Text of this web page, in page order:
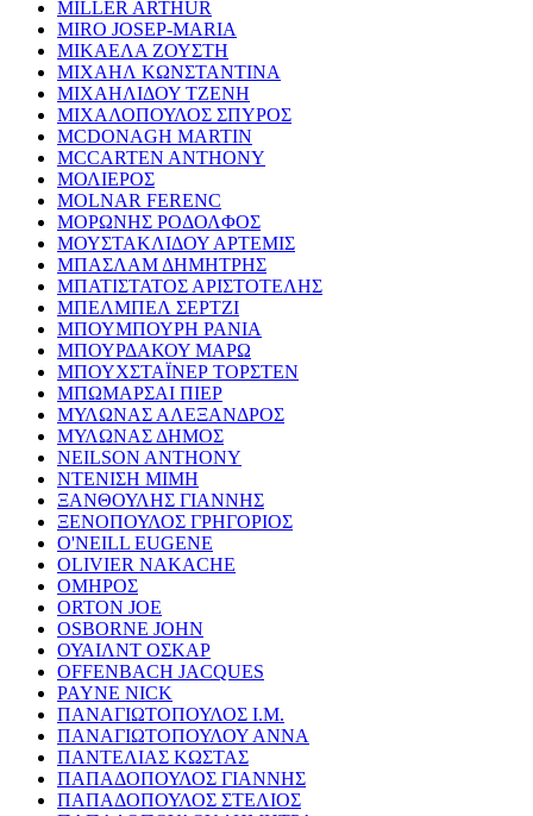
MILLER ARTHUR
MIRO JOSEP-MARIA
ΜΙΚΑΕΛΑ ΖΟΥΣΤΗ
ΜΙΧΑΗΛ ΚΩΝΣΤΑΝΤΙΝΑ
ΜΙΧΑΗΛΙΔΟΥ ΤΖΕΝΗ
ΜΙΧΑΛΟΠΟΥΛΟΣ ΣΠΥΡΟΣ
MCDONAGH MARTIN
MCCARTEN ANTHONY
ΜΟΛΙΕΡΟΣ
MOLNAR FERENC
ΜΟΡΩΝΗΣ ΡΟΔΟΛΦΟΣ
ΜΟΥΣΤΑΚΛΙΔΟΥ ΑΡΤΕΜΙΣ
ΜΠΑΣΛΑΜ ΔΗΜΗΤΡΗΣ
ΜΠΑΤΙΣΤΑΤΟΣ ΑΡΙΣΤΟΤΕΛΗΣ
ΜΠΕΛΜΠΕΛ ΣΕΡΤΖΙ
ΜΠΟΥΜΠΟΥΡΗ ΡΑΝΙΑ
ΜΠΟΥΡΔΑΚΟΥ ΜΑΡΩ
ΜΠΟΥΧΣΤΑΪΝΕΡ ΤΟΡΣΤΕΝ
ΜΠΩΜΑΡΣΑΙ ΠΙΕΡ
ΜΥΛΩΝΑΣ ΑΛΕΞΑΝΔΡΟΣ
ΜΥΛΩΝΑΣ ΔΗΜΟΣ
NEILSON ANTHONY
ΝΤΕΝΙΣΗ ΜΙΜΗ
ΞΑΝΘΟΥΛΗΣ ΓΙΑΝΝΗΣ
ΞΕΝΟΠΟΥΛΟΣ ΓΡΗΓΟΡΙΟΣ
O'NEILL EUGENE
OLIVIER NAKACHE
ΟΜΗΡΟΣ
ORTON JOE
OSBORNE JOHN
ΟΥΑΙΛΝΤ ΟΣΚΑΡ
OFFENBACH JACQUES
PAYNE NICK
ΠΑΝΑΓΙΩΤΟΠΟΥΛΟΣ Ι.Μ.
ΠΑΝΑΓΙΩΤΟΠΟΥΛΟΥ ΑΝΝΑ
ΠΑΝΤΕΛΙΑΣ ΚΩΣΤΑΣ
ΠΑΠΑΔΟΠΟΥΛΟΣ ΓΙΑΝΝΗΣ
ΠΑΠΑΔΟΠΟΥΛΟΣ ΣΤΕΛΙΟΣ